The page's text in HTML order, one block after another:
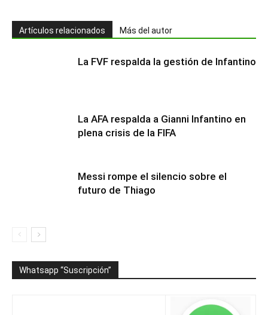
Artículos relacionados Más del autor
La FVF respalda la gestión de Infantino
La AFA respalda a Gianni Infantino en
plena crisis de la FIFA
Messi rompe el silencio sobre el
futuro de Thiago
Whatsapp “Suscripción”